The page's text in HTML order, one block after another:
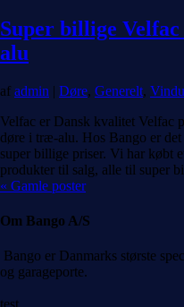
Super billige
alu
af admin | Døre, Generelt,
Velfac er Dansk kvalitet Velfac
døre i træ-alu. Hos Bango er
super billige priser. Vi har købt
produkter til salg, alle til super
« Gamle poster
Om Bango A/S
Bango er Danmarks største
og garageporte.